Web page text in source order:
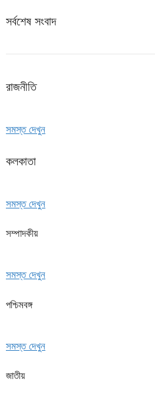
সর্বশেষ সংবাদ
রাজনীতি
সমস্ত দেখুন
কলকাতা
সমস্ত দেখুন
সম্পাদকীয়
সমস্ত দেখুন
পশ্চিমবঙ্গ
সমস্ত দেখুন
জাতীয়